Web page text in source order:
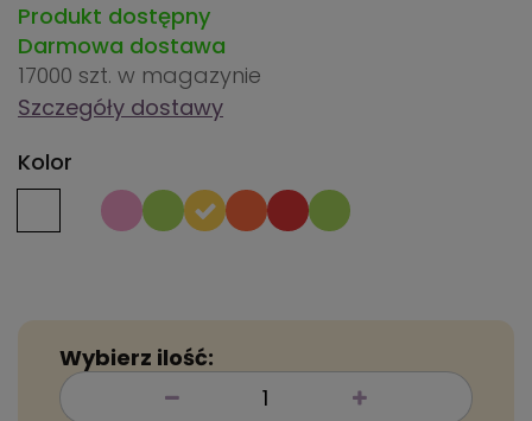
Produkt dostępny
Darmowa dostawa
17000 szt. w magazynie
Szczegóły dostawy
Kolor
Wybierz ilość: